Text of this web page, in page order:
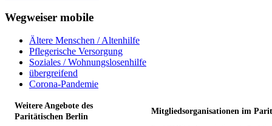
Wegweiser mobile
Ältere Menschen / Altenhilfe
Pflegerische Versorgung
Soziales / Wohnungslosenhilfe
übergreifend
Corona-Pandemie
Weitere Angebote des
Paritätischen Berlin
Mitgliedsorganisationen im